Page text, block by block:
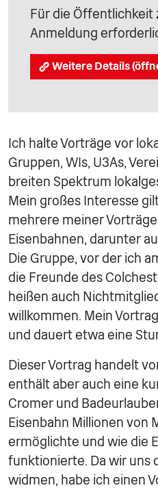
Für die Öffentlichkeit
Anmeldung
Weitere Details
Ich halte Vorträge vor
Gruppen, WIs, U3As,
breiten Spektrum
Mein großes Interesse
mehrere meiner
Eisenbahnen, darunter
Die Gruppe, vor der ich
die Freunde des
heißen auch
willkommen. Mein
und dauert etwa eine
Dieser Vortrag handelt
enthält aber auch eine
Cromer und
Eisenbahn Millionen von
ermöglichte und wie die
funktionierte. Da wir uns
widmen, habe ich einen